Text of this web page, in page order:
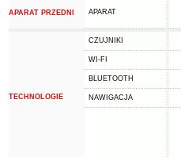
APARAT PRZEDNI APARAT
TECHNOLOGIE
CZUJNIKI
WI-FI
BLUETOOTH
NAWIGACJA